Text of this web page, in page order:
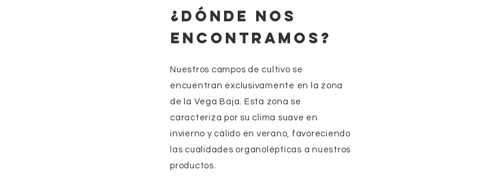
¿DÓNDE NOS
ENCONTRAMOS?
Nuestros campos de cultivo se
encuentran exclusivamente en la zona
de la Vega Baja. Esta zona se
caracteriza por su clima suave en
invierno y cálido en verano, favoreciendo
las cualidades organolépticas a nuestros
productos.